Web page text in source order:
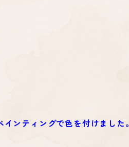
ンティングで色を付けました。